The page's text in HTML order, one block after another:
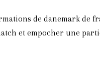
de danemark de
et empocher une